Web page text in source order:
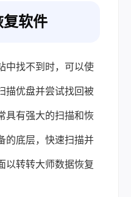
复软件
中找不到时，可以使
描优盘并尝试找回被
具有强大的扫描和恢
的底层，快速扫描并
以转转大师数据恢复